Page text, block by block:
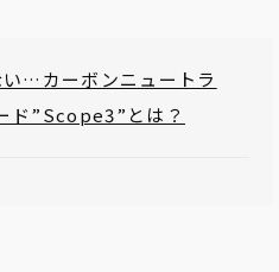
…カーボンニュートラ
ド”Scope3”とは？